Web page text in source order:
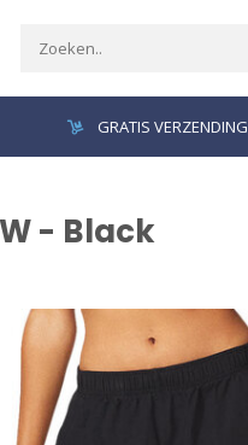
GRATIS VERZENDING
- Black